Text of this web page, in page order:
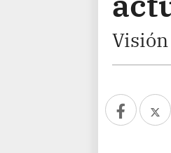
Visión